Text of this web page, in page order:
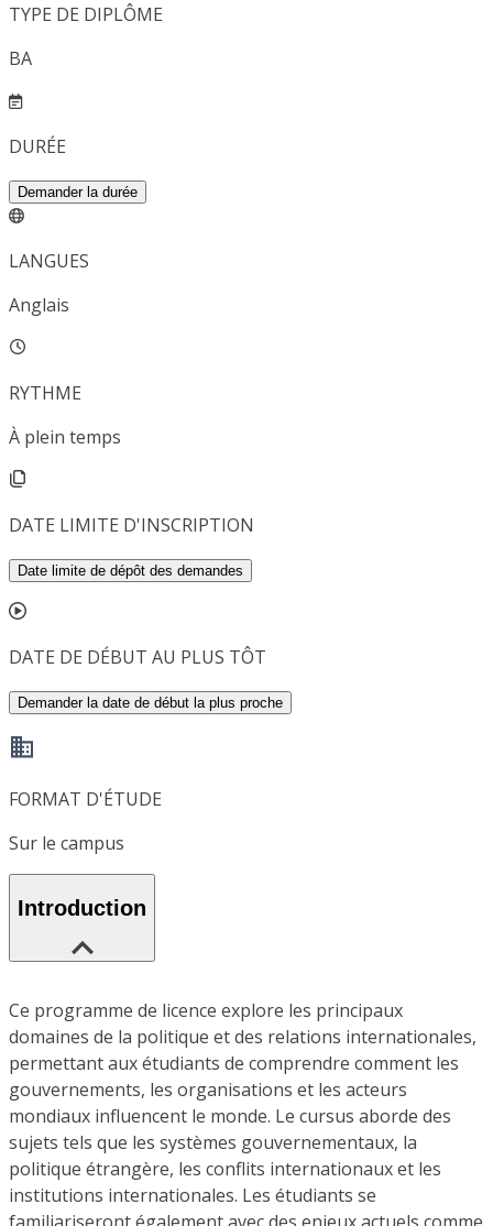
TYPE DE DIPLÔME
BA
DURÉE
Demander la durée
LANGUES
Anglais
RYTHME
À plein temps
DATE LIMITE D'INSCRIPTION
Date limite de dépôt des demandes
DATE DE DÉBUT AU PLUS TÔT
Demander la date de début la plus proche
FORMAT D'ÉTUDE
Sur le campus
Introduction
Ce programme de licence explore les principaux
domaines de la politique et des relations internationales,
permettant aux étudiants de comprendre comment les
gouvernements, les organisations et les acteurs
mondiaux influencent le monde. Le cursus aborde des
sujets tels que les systèmes gouvernementaux, la
politique étrangère, les conflits internationaux et les
institutions internationales. Les étudiants se